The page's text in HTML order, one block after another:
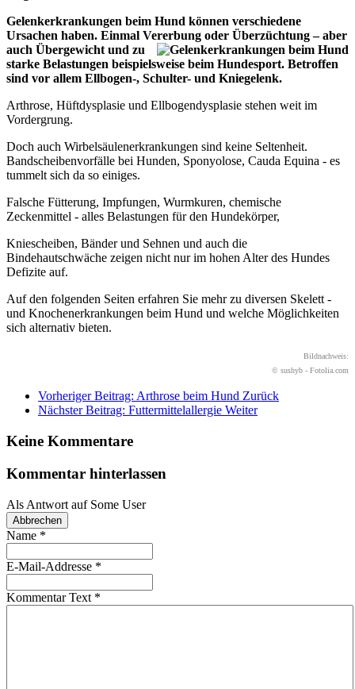
Gelenkerkrankungen beim Hund können verschiedene
Ursachen haben. Einmal Vererbung oder Überzüchtung – aber
auch Übergewicht und zu
starke Belastungen beispielsweise beim Hundesport. Betroffen
sind vor allem Ellbogen-, Schulter- und Kniegelenk.
Arthrose, Hüft­dys­pla­sie und Ell­bo­gen­dys­pla­sie stehen weit im
Vordergrung.
Doch auch Wirbelsäulenerkrankungen sind keine Seltenheit.
Bandscheibenvorfälle bei Hunden, Sponyolose, Cauda Equina - es
tummelt sich da so einiges.
Falsche Fütterung, Impfungen, Wurmkuren, chemische
Zeckenmittel - alles Belastungen für den Hundekörper,
Kniescheiben, Bänder und Sehnen und auch die
Bindehautschwäche zeigen nicht nur im hohen Alter des Hundes
Defizite auf.
Auf den folgenden Seiten erfahren Sie mehr zu diversen Skelett -
und Knochenerkrankungen beim Hund und welche Möglichkeiten
sich alternativ bieten.
Bildnachweis:
© sushyb - Fotolia.com
Vorheriger Beitrag: Arthrose beim Hund Zurück
Nächster Beitrag: Futtermittelallergie Weiter
Keine Kommentare
Kommentar hinterlassen
Als Antwort auf Some User
Abbrechen
Name *
E-Mail-Addresse *
Kommentar Text *